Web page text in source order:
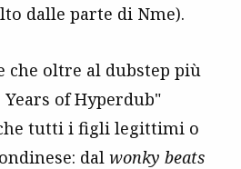
dalle parte di Nme).
che oltre al dubstep più
Years of Hyperdub"
tutti i figli legittimi o
dal wonky beats